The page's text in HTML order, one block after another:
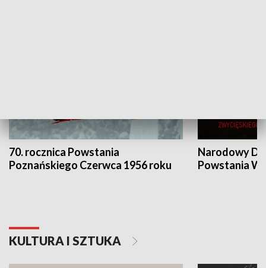
70. rocznica Powstania
Poznańskiego Czerwca 1956 roku
Narodowy
Powstania
KULTURA I SZTUKA